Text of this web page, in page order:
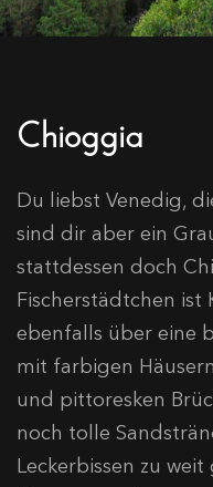
Chioggia
Du liebst Venedig,
sind dir aber ein
stattdessen doch
Fischerstädtchen
ebenfalls über eine
mit farbigen
und pittoresken
noch tolle
Leckerbissen zu